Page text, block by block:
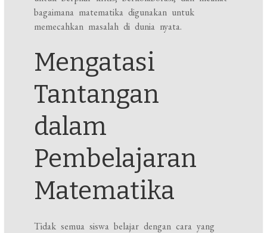
bagaimana matematika digunakan untuk
memecahkan masalah di dunia nyata.
Mengatasi
Tantangan
dalam
Pembelajaran
Matematika
Tidak semua siswa belajar dengan cara yang